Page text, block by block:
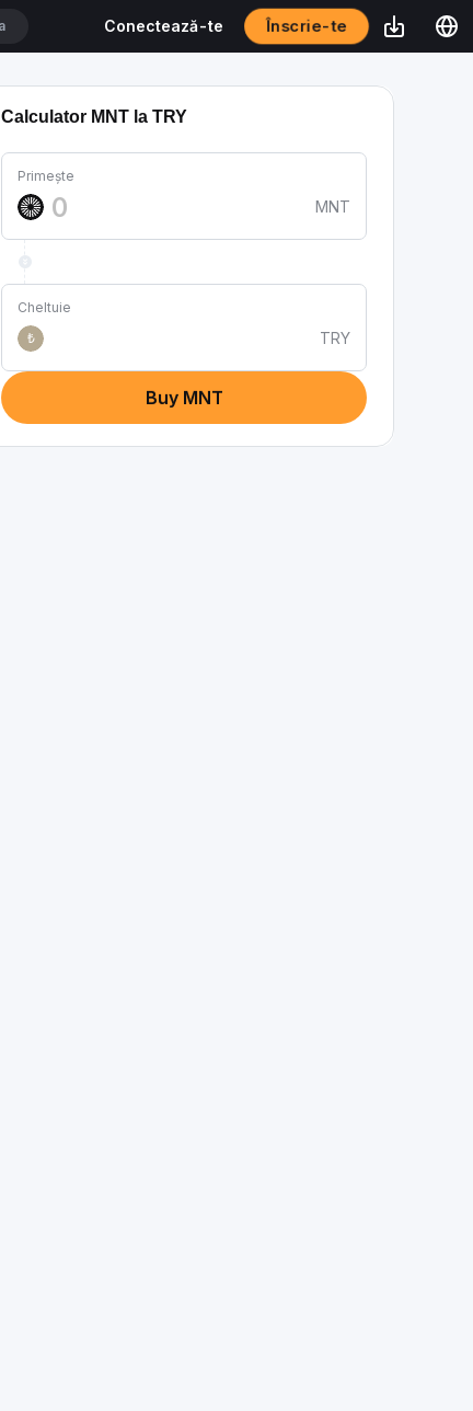
Conectează-te Înscrie-te
Calculator MNT la TRY
Primește
MNT
Cheltuie
₺
TRY
Buy MNT